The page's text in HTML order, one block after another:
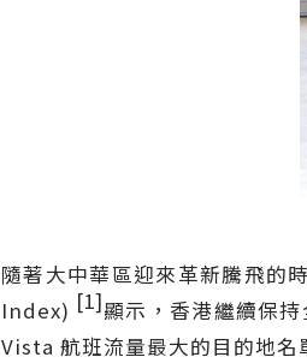
隨著大中華區迎來革新騰飛的
Index) [1]顯示，香港繼續保
Vista 航班流量最大的目的地名